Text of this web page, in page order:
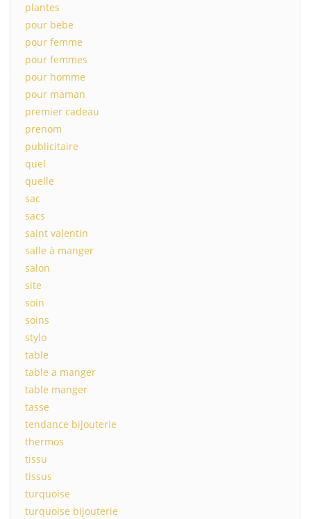
plantes
pour bebe
pour femme
pour femmes
pour homme
pour maman
premier cadeau
prenom
publicitaire
quel
quelle
sac
sacs
saint valentin
salle à manger
salon
site
soin
soins
stylo
table
table a manger
table manger
tasse
tendance bijouterie
thermos
tissu
tissus
turquoise
turquoise bijouterie